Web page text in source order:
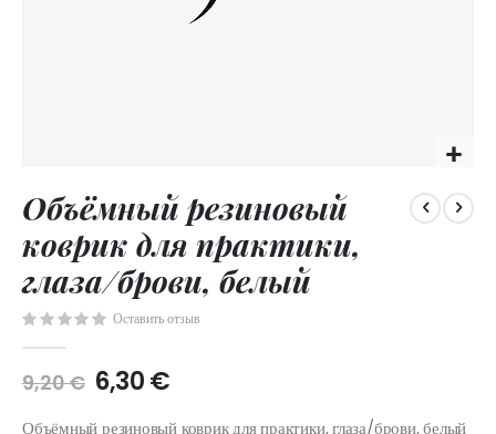
to
the
beginning
the
images
Объёмный резиновый
коврик для практики,
глаза/брови, белый
Оставить отзыв
9,20 € 6,30 €
Объёмный резиновый коврик для практики, глаза/брови, белый